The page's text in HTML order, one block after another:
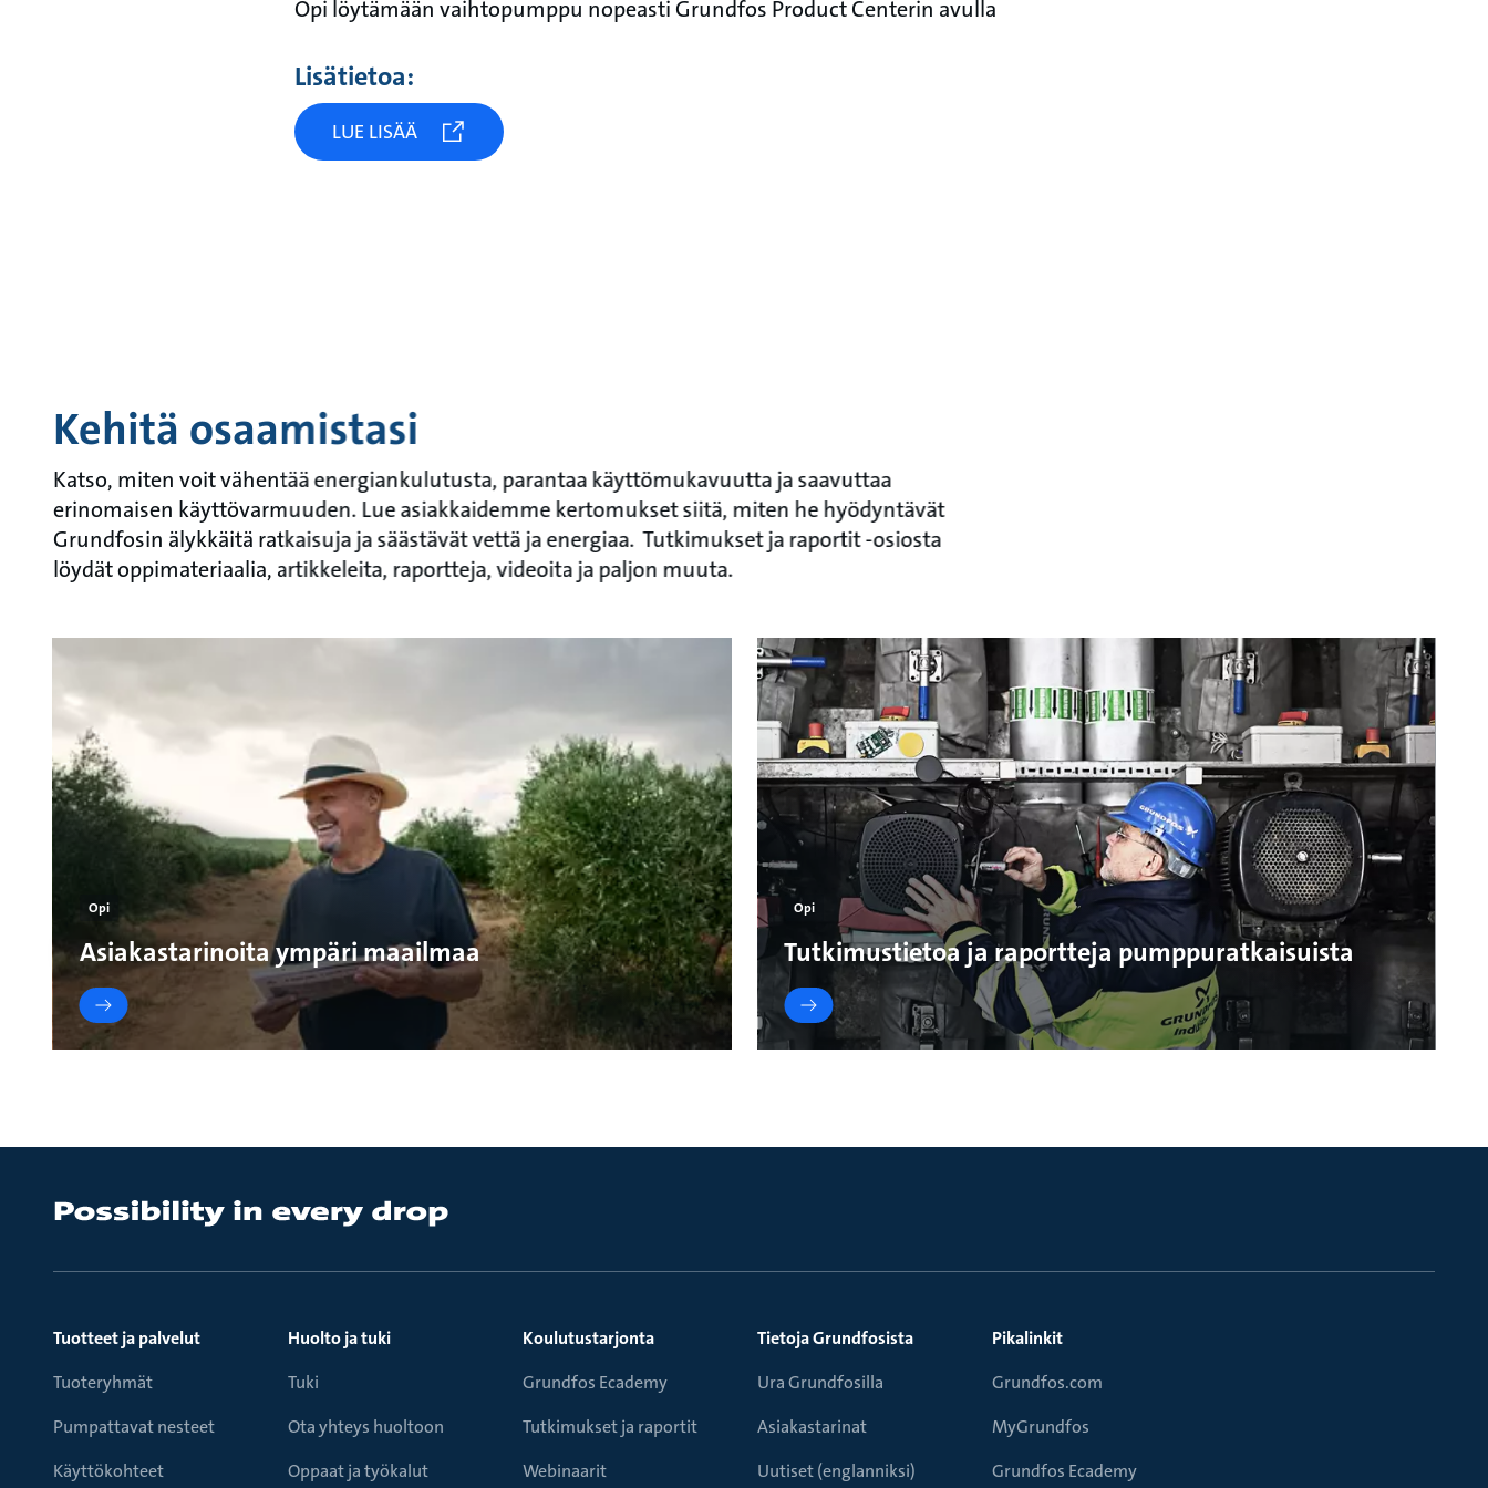
Opi löytämään vaihtopumppu nopeasti Grundfos Product Centerin avulla
Lisätietoa:
LUE LISÄÄ
Kehitä osaamistasi
Katso, miten voit vähentää energiankulutusta, parantaa käyttömukavuutta ja saavuttaa
erinomaisen käyttövarmuuden. Lue asiakkaidemme kertomukset siitä, miten he hyödyntävät
Grundfosin älykkäitä ratkaisuja ja säästävät vettä ja energiaa. Tutkimukset ja raportit -osiosta
löydät oppimateriaalia, artikkeleita, raportteja, videoita ja paljon muuta.
Opi
Asiakastarinoita ympäri maailmaa
Opi
Tutkimustietoa ja raportteja pumppuratkaisuista
Tuotteet ja palvelut
Tuoteryhmät
Pumpattavat nesteet
Käyttökohteet
Huolto ja tuki
Tuki
Ota yhteys huoltoon
Oppaat ja työkalut
Koulutustarjonta
Grundfos Ecademy
Tutkimukset ja raportit
Webinaarit
Tietoja Grundfosista
Ura Grundfosilla
Asiakastarinat
Uutiset (englanniksi)
Pikalinkit
Grundfos.com
MyGrundfos
Grundfos Ecademy